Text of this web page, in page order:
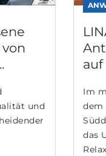
und
Im
dem
das